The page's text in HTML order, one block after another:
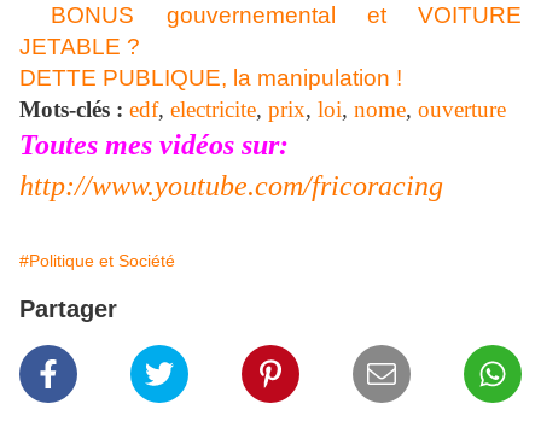
BONUS gouvernemental et VOITURE
JETABLE ?
DETTE PUBLIQUE, la manipulation !
Mots-clés : edf, electricite, prix, loi, nome, ouverture
Toutes mes vidéos sur:
http://www.youtube.com/fricoracing
#Politique et Société
Partager